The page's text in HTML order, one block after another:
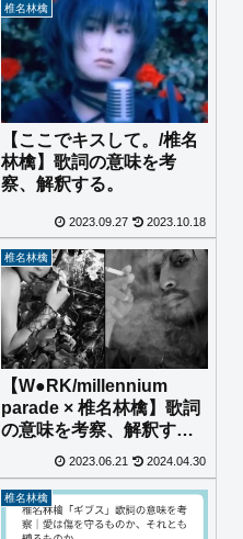
椎名林檎
【ここでキスして。/椎名
林檎】歌詞の意味を考
察、解釈する。
2023.09.27 2023.10.18
椎名林檎
【W●RK/millennium
parade × 椎名林檎】歌詞
の意味を考察、解釈す
2023.06.21 2024.04.30
椎名林檎